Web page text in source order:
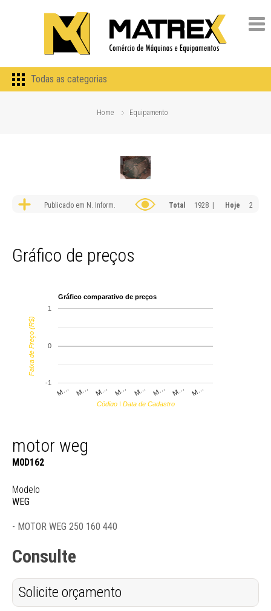
Todas as categorias
Home Equipamento
Publicado em N. Inform. Total 1928 | Hoje 2
Gráfico de preços
Gráfico comparativo de preços
M… M… M… M… M… M… M… M…
-1
0
1
Código | Data de Cadastro
Faixa de Preço (R$)
motor weg
M0D162
Modelo
WEG
- MOTOR WEG 250 160 440
Consulte
Solicite orçamento